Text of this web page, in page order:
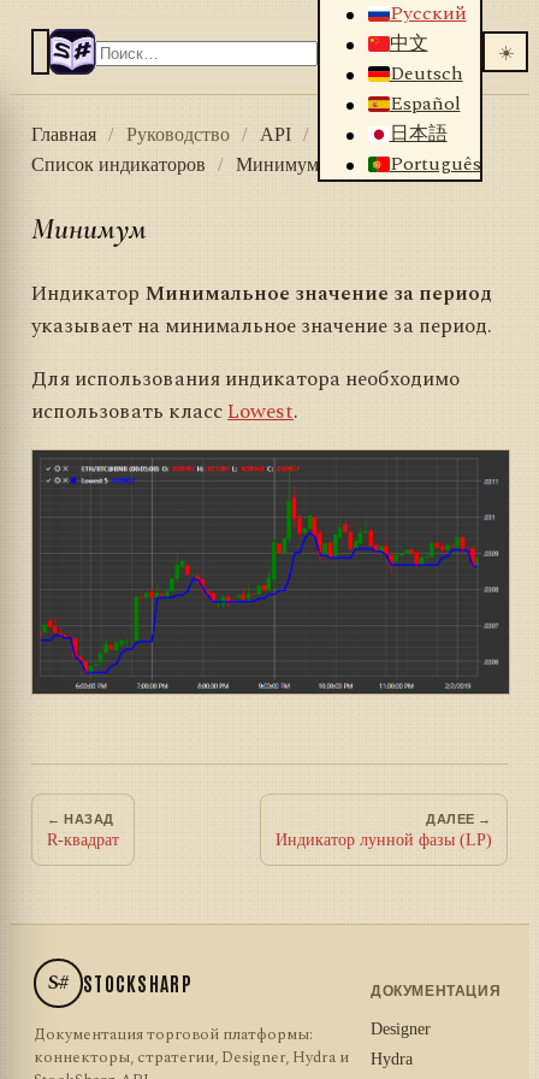
Русский
中文
Deutsch
Español
日本語
Português
☀️
Главная / Руководство / API / Индикаторы
/
Список индикаторов
/ Минимум
Минимум
Индикатор Минимальное значение за период
указывает на минимальное значение за период.
Для использования индикатора необходимо
использовать классLowest.
← НАЗАД
R-квадрат
ДАЛЕЕ →
Индикатор лунной фазы (LP)
S# STOCKSHARP
Документация торговой платформы:
коннекторы, стратегии, Designer, Hydra и
ДОКУМЕНТАЦИЯ
Designer
Hydra